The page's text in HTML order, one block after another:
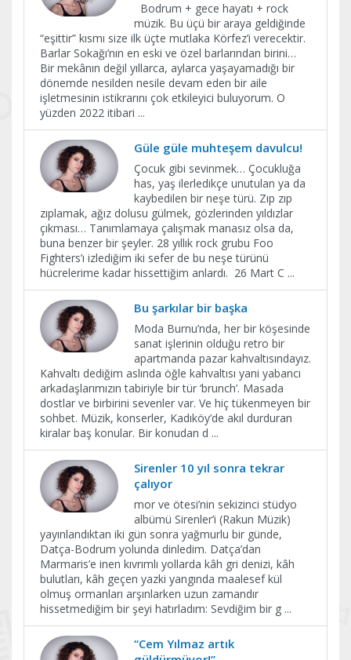
Bodrum + gece hayatı + rock
müzik. Bu üçü bir araya geldiğinde
“eşittir” kısmı size ilk üçte mutlaka Körfez’i verecektir.
Barlar Sokağı’nın en eski ve özel barlarından birini…
Bir mekânın değil yıllarca, aylarca yaşayamadığı bir
dönemde nesilden nesile devam eden bir aile
işletmesinin istikrarını çok etkileyici buluyorum. O
yüzden 2022 itibari ...
Güle güle muhteşem davulcu!
Çocuk gibi sevinmek… Çocukluğa
has, yaş ilerledikçe unutulan ya da
kaybedilen bir neşe türü. Zıp zıp
zıplamak, ağız dolusu gülmek, gözlerinden yıldızlar
çıkması… Tanımlamaya çalışmak manasız olsa da,
buna benzer bir şeyler. 28 yıllık rock grubu Foo
Fighters’ı izlediğim iki sefer de bu neşe türünü
hücrelerime kadar hissettiğim anlardı. 26 Mart C ...
Bu şarkılar bir başka
Moda Burnu’nda, her bir köşesinde
sanat işlerinin olduğu retro bir
apartmanda pazar kahvaltısındayız.
Kahvaltı dediğim aslında öğle kahvaltısı yani yabancı
arkadaşlarımızın tabiriyle bir tür ‘brunch’. Masada
dostlar ve birbirini sevenler var. Ve hiç tükenmeyen bir
sohbet. Müzik, konserler, Kadıköy’de akıl durduran
kiralar baş konular. Bir konudan d ...
Sirenler 10 yıl sonra tekrar
çalıyor
mor ve ötesi’nin sekizinci stüdyo
albümü Sirenler’i (Rakun Müzik)
yayınlandıktan iki gün sonra yağmurlu bir günde,
Datça-Bodrum yolunda dinledim. Datça’dan
Marmaris’e inen kıvrımlı yollarda kâh gri denizi, kâh
bulutları, kâh geçen yazki yangında maalesef kül
olmuş ormanları arşınlarken uzun zamandır
hissetmediğim bir şeyi hatırladım: Sevdiğim bir g ...
“Cem Yılmaz artık